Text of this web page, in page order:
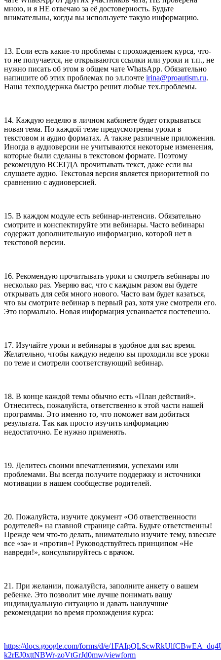
мною, и я НЕ отвечаю за её достоверность. Будьте
внимательны, когды вы используете такую информацию.
13. Если есть какие-то проблемы с прохождением курса, что-
то не получается, не открываются ссылки или уроки и т.п., не
нужно писать об этом в общем чате WhatsApp. Обязательно
напишите об этих проблемах по эл.почте irina@proautism.ru.
Наша техподдержка быстро решит любые тех.проблемы.
14. Каждую неделю в личном кабинете будет открываться
новая тема. По каждой теме предусмотрены уроки в
текстовом и аудио форматах. А также различные приложения.
Иногда в аудиоверсии не учитываются некоторые изменения,
которые были сделаны в текстовом формате. Поэтому
рекомендую ВСЕГДА прочитывать текст, даже если вы
слушаете аудио. Текстовая версия является приоритетной по
сравнению с аудиоверсией.
15. В каждом модуле есть вебинар-интенсив. Обязательно
смотрите и конспектируйте эти вебинары. Часто вебинары
содержат дополнительную информацию, которой нет в
текстовой версии.
16. Рекомендую прочитывать уроки и смотреть вебинары по
несколько раз. Уверяю вас, что с каждым разом вы будете
открывать для себя много нового. Часто вам будет казаться,
что вы смотрите вебинар в первый раз, хотя уже смотрели его.
Это нормально. Новая информация усваивается постепенно.
17. Изучайте уроки и вебинары в удобное для вас время.
Желательно, чтобы каждую неделю вы проходили все уроки
по теме и смотрели соответствующий вебинар.
18. В конце каждой темы обычно есть «План действий».
Отнеситесь, пожалуйста, ответственно к этой части нашей
программы. Это именно то, что поможет вам добиться
результата. Так как просто изучить информацию
недостаточно. Ее нужно применять.
19. Делитесь своими впечатлениями, успехами или
проблемами. Вы всегда получите поддержку и источники
мотивации в нашем сообществе родителей.
20. Пожалуйста, изучите документ «Об ответственности
родителей» на главной странице сайта. Будьте ответственны!
Прежде чем что-то делать, внимательно изучите тему, взвесьте
все «за» и «против»! Руководствуйтесь принципом «Не
навреди!», консультируйтесь с врачом.
21. При желании, пожалуйста, заполните анкету о вашем
ребенке. Это позволит мне лучше понимать вашу
индивидуальную ситуацию и давать наилучшие
рекомендации во время прохождения курса:
https://docs.google.com/forms/d/e/
k2rEJ0xttNBWr-zoVtGrJd0mw/viewform